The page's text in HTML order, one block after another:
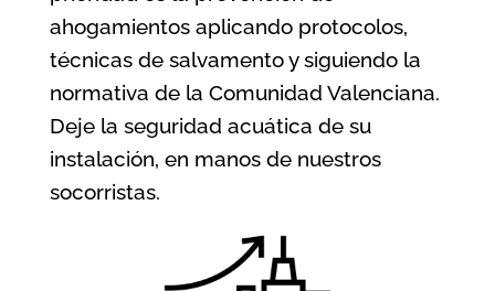
ahogamientos aplicando protocolos,
técnicas de salvamento y siguiendo la
normativa de la Comunidad Valenciana.
Deje la seguridad acuática de su
instalación, en manos de nuestros
socorristas.